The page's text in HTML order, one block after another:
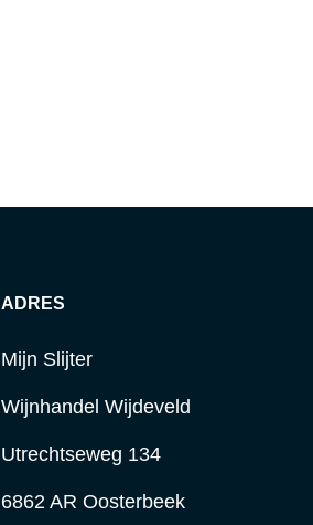
ADRES
Mijn Slijter
Wijnhandel Wijdeveld
Utrechtseweg 134
6862 AR Oosterbeek